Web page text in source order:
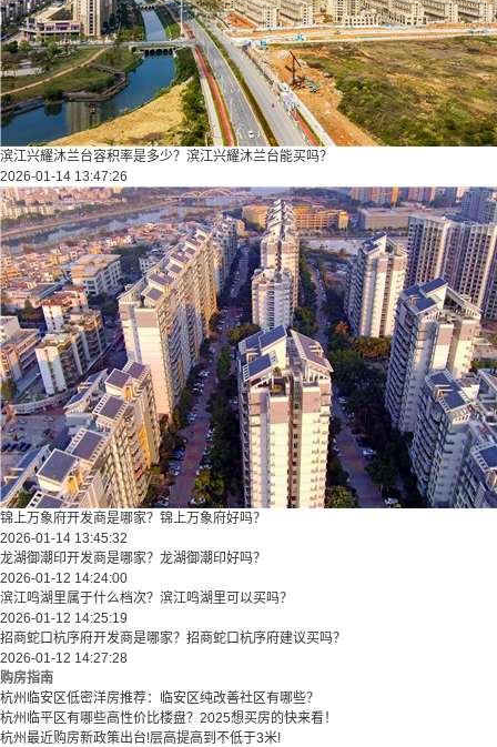
滨江兴耀沐兰台容积率是多少？滨江兴耀沐兰台能买吗？
2026-01-14 13:47:26
锦上万象府开发商是哪家？锦上万象府好吗？
2026-01-14 13:45:32
龙湖御潮印开发商是哪家？龙湖御潮印好吗？
2026-01-12 14:24:00
滨江鸣湖里属于什么档次？滨江鸣湖里可以买吗？
2026-01-12 14:25:19
招商蛇口杭序府开发商是哪家？招商蛇口杭序府建议买吗？
2026-01-12 14:27:28
购房指南
杭州临安区低密洋房推荐：临安区纯改善社区有哪些？
​​杭州临平区有哪些高性价比楼盘？2025想买房的快来看！​
杭州最近购房新政策出台!层高提高到不低于3米!